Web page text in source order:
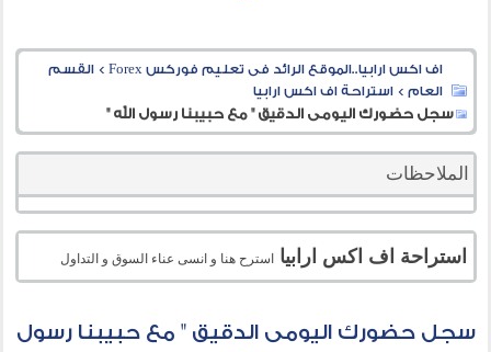
اف اكس ارابيا..الموقع الرائد فى تعليم فوركس Forex >القسم
العام >استراحة اف اكس ارابيا
سجل حضورك اليومى الدقيق " مع حبيبنا رسول الله "
الملاحظات
استراحة اف اكس ارابيا استرح هنا و انسى عناء السوق و التداول
سجل حضورك اليومى الدقيق " مع حبيبنا رسول